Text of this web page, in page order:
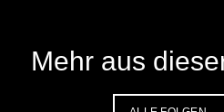
Mehr aus